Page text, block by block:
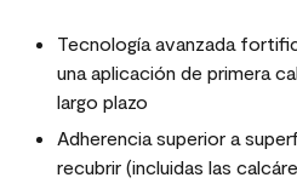
Tecnología avanzada
una aplicación de primera
largo plazo
Adherencia superior a
recubrir (incluidas las